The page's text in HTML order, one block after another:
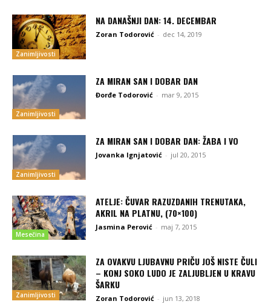
Zanimljivosti
NA DANAŠNJI DAN: 14. DECEMBAR
Zoran Todorović - dec 14, 2019
Zanimljivosti
ZA MIRAN SAN I DOBAR DAN
Đorđe Todorović - mar 9, 2015
Zanimljivosti
ZA MIRAN SAN I DOBAR DAN: ŽABA I VO
Jovanka Ignjatović - jul 20, 2015
Mesečina
ATELJE: ČUVAR RAZUZDANIH TRENUTAKA,
AKRIL NA PLATNU, (70×100)
Jasmina Perović - maj 7, 2015
Zanimljivosti
ZA OVAKVU LJUBAVNU PRIČU JOŠ NISTE ČULI
– KONJ SOKO LUDO JE ZALJUBLJEN U KRAVU
ŠARKU
Zoran Todorović - jun 13, 2018